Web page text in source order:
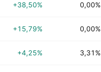
+38,50% 0,00%
+15,79% 0,00%
+4,25% 3,31%